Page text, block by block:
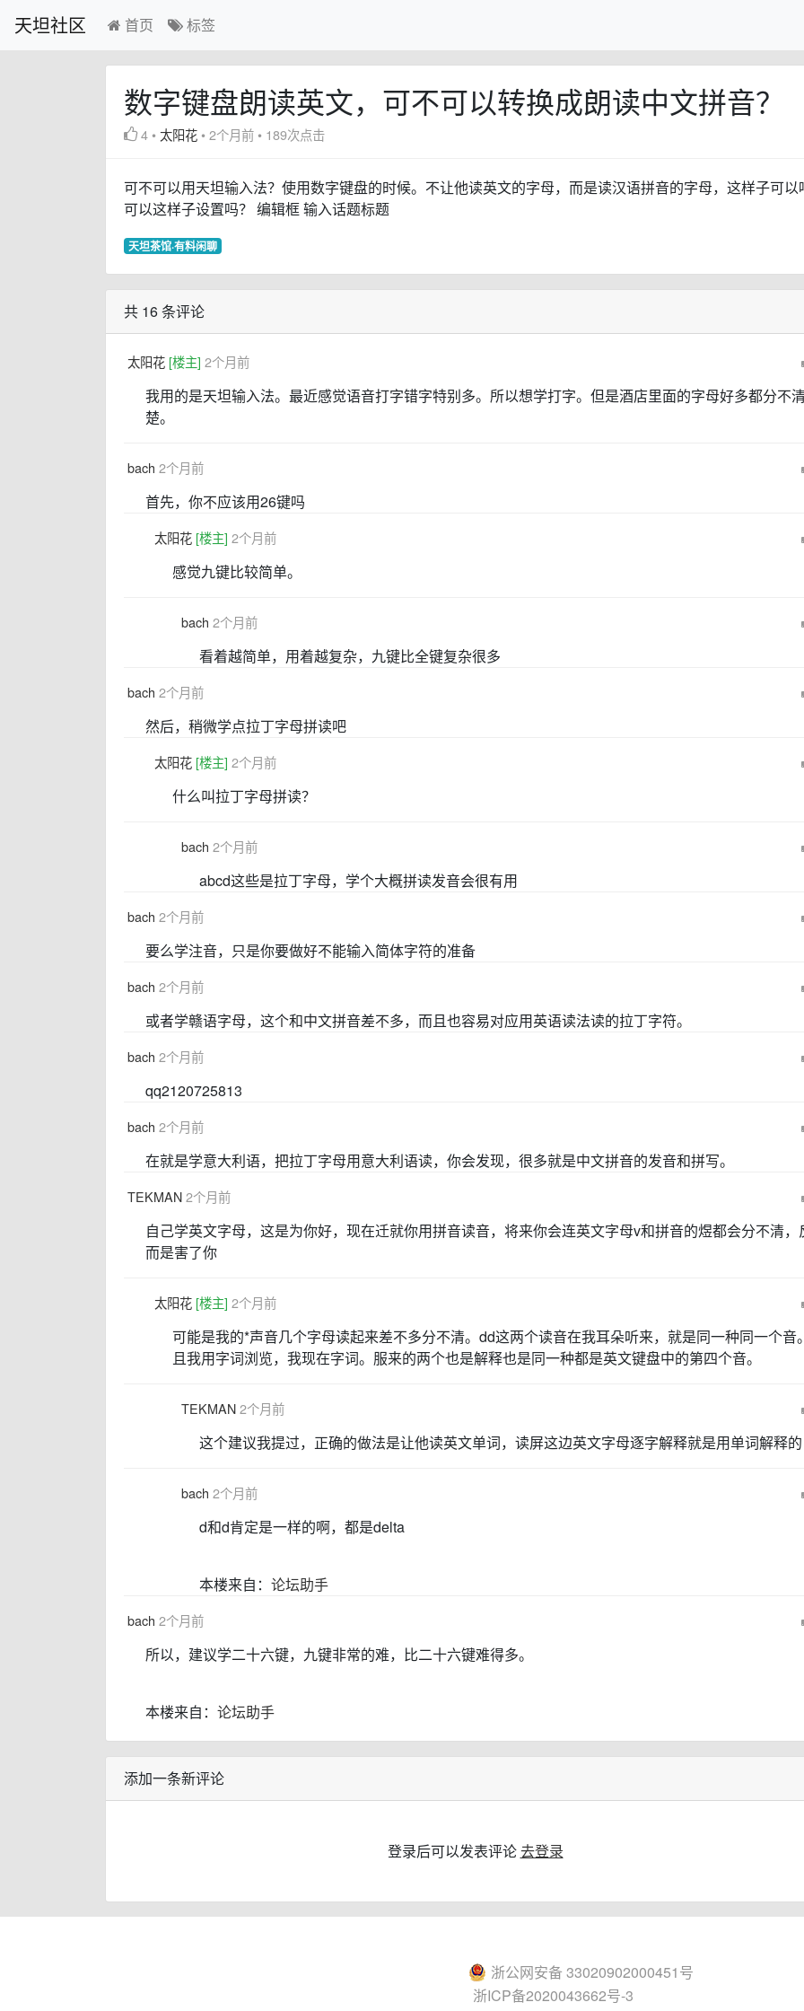
天坦社区 首页 标签
数字键盘朗读英文，可不可以转换成朗读中文拼音？
4 •太阳花 •2个月前 • 189次点击
可不可以用天坦输入法？使用数字键盘的时候。不让他读英文的字母，而是读汉语拼音的字母，这样子可以
可以这样子设置吗？ 编辑框 输入话题标题
天坦茶馆·有料闲聊
共 16 条评论
太阳花 [楼主] 2个月前
我用的是天坦输入法。最近感觉语音打字错字特别多。所以想学打字。但是酒店里面的字母好多都分不
楚。
bach 2个月前
首先，你不应该用26键吗
太阳花 [楼主] 2个月前
感觉九键比较简单。
bach 2个月前
看着越简单，用着越复杂，九键比全键复杂很多
bach 2个月前
然后，稍微学点拉丁字母拼读吧
太阳花 [楼主] 2个月前
什么叫拉丁字母拼读？
bach 2个月前
abcd这些是拉丁字母，学个大概拼读发音会很有用
bach 2个月前
要么学注音，只是你要做好不能输入简体字符的准备
bach 2个月前
或者学赣语字母，这个和中文拼音差不多，而且也容易对应用英语读法读的拉丁字符。
bach 2个月前
qq2120725813
bach 2个月前
在就是学意大利语，把拉丁字母用意大利语读，你会发现，很多就是中文拼音的发音和拼写。
TEKMAN2个月前
自己学英文字母，这是为你好，现在迁就你用拼音读音，将来你会连英文字母v和拼音的煜都会分不清，
而是害了你
太阳花 [楼主] 2个月前
可能是我的*声音几个字母读起来差不多分不清。dd这两个读音在我耳朵听来，就是同一种同一个音
且我用字词浏览，我现在字词。服来的两个也是解释也是同一种都是英文键盘中的第四个音。
TEKMAN2个月前
这个建议我提过，正确的做法是让他读英文单词，读屏这边英文字母逐字解释就是用单词解释的
bach 2个月前
d和d肯定是一样的啊，都是delta
本楼来自： 论坛助手
bach 2个月前
所以，建议学二十六键，九键非常的难，比二十六键难得多。
本楼来自： 论坛助手
添加一条新评论
登录后可以发表评论去登录
浙公网安备 33020902000451号
浙ICP备2020043662号-3